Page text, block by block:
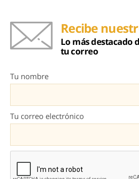
Recibe
Lo más destacado
tu correo
Tu nombre
Tu correo electrónico